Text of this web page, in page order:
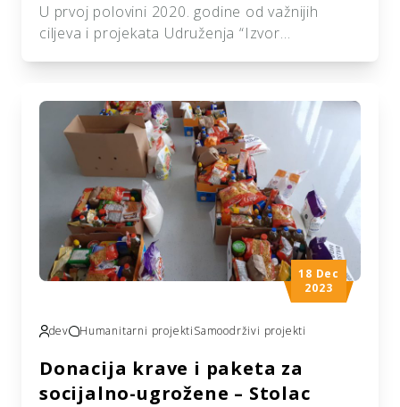
U prvoj polovini 2020. godine od važnijih
ciljeva i projekata Udruženja “Izvor
informacije od ukupno 100 porodica, iz 21
opštine širom Bosne i Hercegovine, što
dovoljno govori o pristupu i želji da se
pomognu porodice koje su u potrebi za
samozapošljavanjem. Značaj ovih projekata je
18 Dec
2023
dev Humanitarni projektiSamoodrživi projekti
Donacija krave i paketa za
socijalno-ugrožene – Stolac